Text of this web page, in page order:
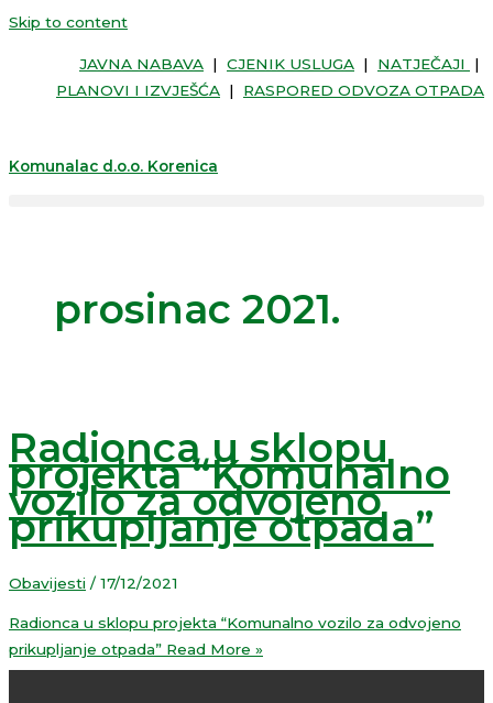
Skip to content
JAVNA NABAVA | CJENIK USLUGA | NATJEČAJI
|
PLANOVI I IZVJEŠĆA | RASPORED ODVOZA OTPADA
Komunalac d.o.o. Korenica
prosinac 2021.
Radionca u sklopu
projekta “Komunalno
vozilo za odvojeno
prikupljanje otpada”
Obavijesti / 17/12/2021
Radionca u sklopu projekta “Komunalno vozilo za odvojeno
prikupljanje otpada” Read More »